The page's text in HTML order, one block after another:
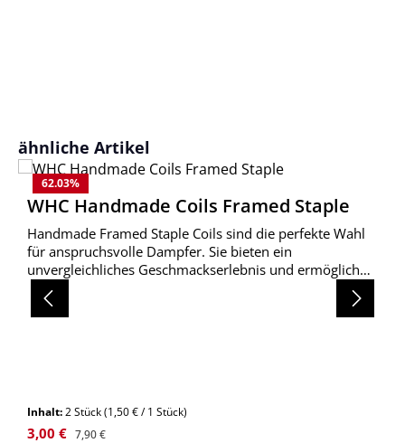
Produktgalerie überspringen
ähnliche Artikel
62.03%
WHC Handmade Coils Framed Staple
Handmade Framed Staple Coils sind die perfekte Wahl
für anspruchsvolle Dampfer. Sie bieten ein
unvergleichliches Geschmackserlebnis und ermöglichen
gleichzeitig dichte Dampfwolken.
Inhalt:2 Stück(1,50 € / 1 Stück)
Verkaufspreis:
3,00 € Regulärer Preis:
7,90 €